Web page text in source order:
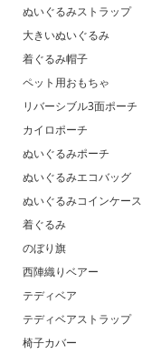
ぬいぐるみストラップ
大きいぬいぐるみ
着ぐるみ帽子
ペット用おもちゃ
リバーシブル3面ポーチ
カイロポーチ
ぬいぐるみポーチ
ぬいぐるみエコバッグ
ぬいぐるみコインケース
着ぐるみ
のぼり旗
西陣織りベアー
テディベア
テディベアストラップ
椅子カバー